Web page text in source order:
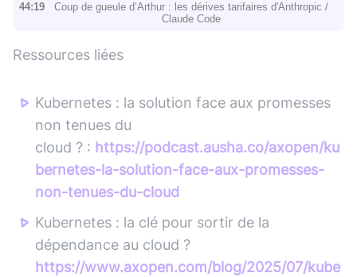
44:19
Coup de gueule d’Arthur : les dérives tarifaires d'Anthropic /
Claude Code
Ressources liées
Kubernetes : la solution face aux promesses
non tenues du
cloud ? : https://podcast.ausha.co/axopen/ku
bernetes-la-solution-face-aux-promesses-
non-tenues-du-cloud
Kubernetes : la clé pour sortir de la
dépendance au cloud ?
https://www.axopen.com/blog/2025/07/kube